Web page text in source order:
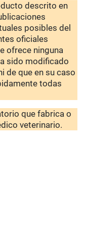
descrito en
posibles del
oficiales
ofrece ninguna
sido modificado
de que en su caso
todas
que fabrica o
veterinario.